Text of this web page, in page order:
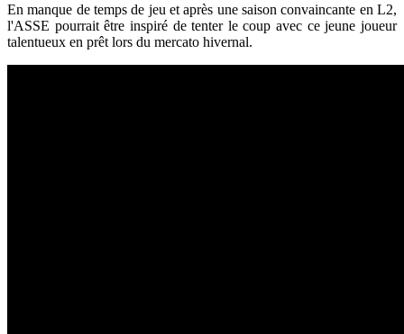
En manque de temps de jeu et après une saison convaincante en L2,
l'ASSE pourrait être inspiré de tenter le coup avec ce jeune joueur
talentueux en prêt lors du mercato hivernal.